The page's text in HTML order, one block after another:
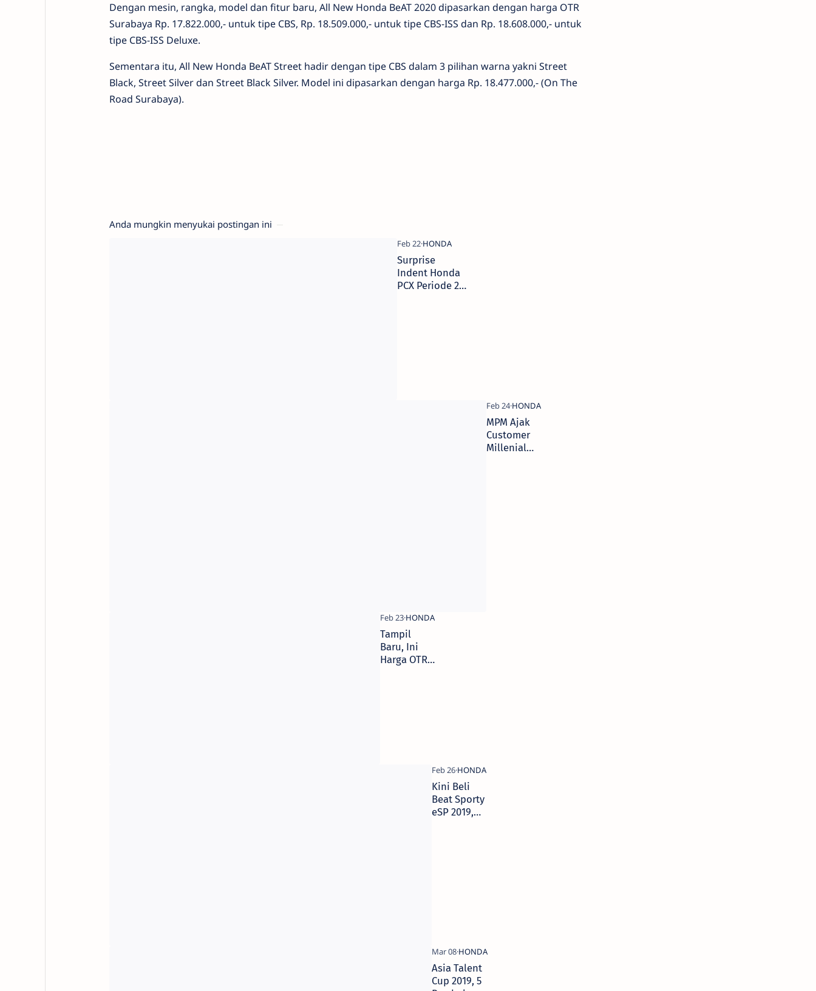
Dengan mesin, rangka, model dan fitur baru, All New Honda BeAT 2020 dipasarkan dengan harga OTR
Surabaya Rp. 17.822.000,- untuk tipe CBS, Rp. 18.509.000,- untuk tipe CBS-ISS dan Rp. 18.608.000,- untuk
tipe CBS-ISS Deluxe.
Sementara itu, All New Honda BeAT Street hadir dengan tipe CBS dalam 3 pilihan warna yakni Street
Black, Street Silver dan Street Black Silver. Model ini dipasarkan dengan harga Rp. 18.477.000,- (On The
Road Surabaya).
Anda mungkin menyukai postingan ini
Surprise
Indent Honda
PCX Periode 2,
MPM Ajak
Customer
Millenial
Tampil
Baru, Ini
Harga OTR
Kini Beli
Beat Sporty
eSP 2019,
Asia Talent
Cup 2019, 5